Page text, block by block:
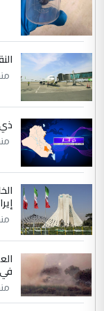
منذ 29
منذ 32
منذ 39
منذ 2